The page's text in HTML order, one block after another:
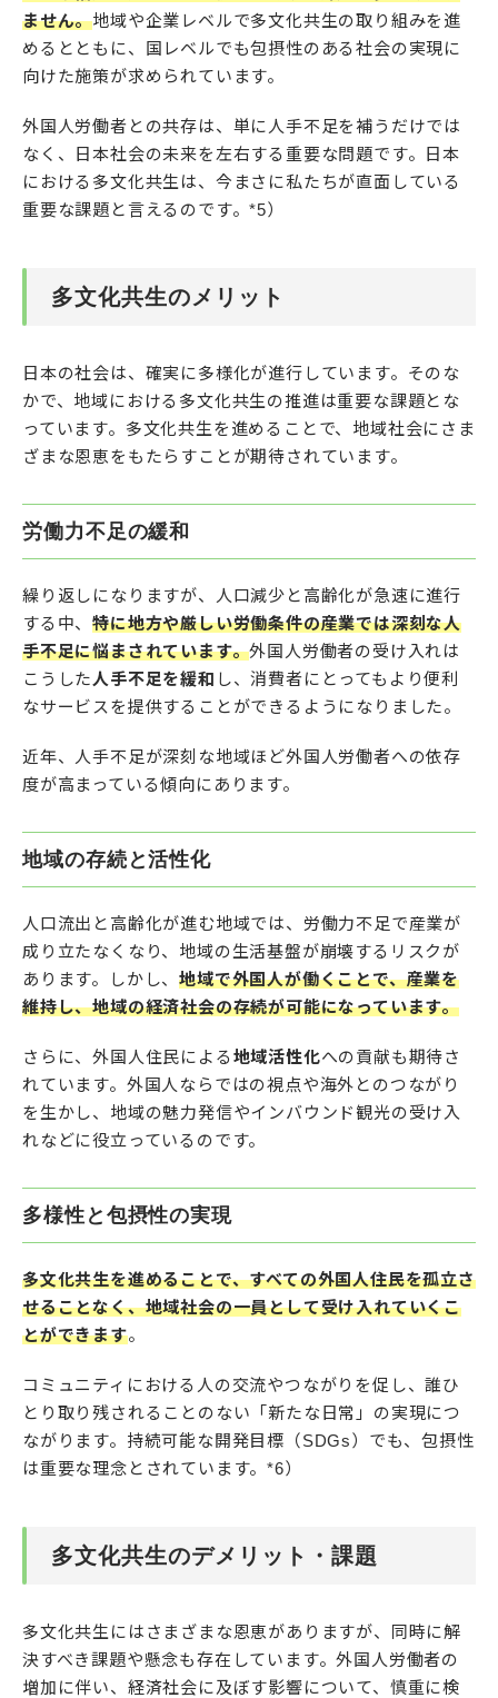
ません。地域や企業レベルで多文化共生の取り組みを進
めるとともに、国レベルでも包摂性のある社会の実現に
向けた施策が求められています。
外国人労働者との共存は、単に人手不足を補うだけでは
なく、日本社会の未来を左右する重要な問題です。日本
における多文化共生は、今まさに私たちが直面している
重要な課題と言えるのです。*5）
多文化共生のメリット
日本の社会は、確実に多様化が進行しています。そのな
かで、地域における多文化共生の推進は重要な課題とな
っています。多文化共生を進めることで、地域社会にさま
ざまな恩恵をもたらすことが期待されています。
労働力不足の緩和
繰り返しになりますが、人口減少と高齢化が急速に進行
する中、特に地方や厳しい労働条件の産業では深刻な人
手不足に悩まされています。外国人労働者の受け入れは
こうした人手不足を緩和 し、消費者にとってもより便利
なサービスを提供することができるようになりました。
近年、人手不足が深刻な地域ほど外国人労働者への依存
度が高まっている傾向にあります。
地域の存続と活性化
人口流出と高齢化が進む地域では、労働力不足で産業が
成り立たなくなり、地域の生活基盤が崩壊するリスクが
あります。しかし、地域で外国人が働くことで、産業を
維持し、地域の経済社会の存続が可能になっています。
さらに、外国人住民による 地域活性化への貢献も期待さ
れています。外国人ならではの視点や海外とのつながり
を生かし、地域の魅力発信やインバウンド観光の受け入
れなどに役立っているのです。
多様性と包摂性の実現
多文化共生を進めることで、すべての外国人住民を孤立さ
せることなく、地域社会の一員として受け入れていくこ
とができます。
コミュニティにおける人の交流やつながりを促し、誰ひ
とり取り残されることのない「新たな日常」の実現につ
ながります。持続可能な開発目標（SDGs）でも、包摂性
は重要な理念とされています。*6）
多文化共生のデメリット・課題
多文化共生にはさまざまな恩恵がありますが、同時に解
決すべき課題や懸念も存在しています。外国人労働者の
増加に伴い、経済社会に及ぼす影響について、慎重に検